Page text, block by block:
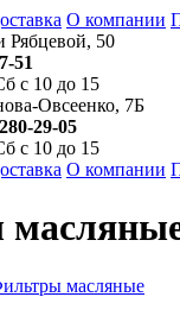
О компании
50
51
с 10 до 15
Овсеенко, 7Б
29-05
с 10 до 15
О компании
масляные